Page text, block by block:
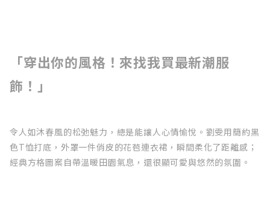
「穿出你的風格！來找我買最新潮服
飾！」
令人如沐春風的松弛魅力，總是能讓人心情愉悅。劉雯用簡約黑
色T恤打底，外罩一件俏皮的花苞連衣裙，瞬間柔化了距離感；
經典方格圖案自帶溫暖田園氣息，還很顯可愛與悠然的氛圍。